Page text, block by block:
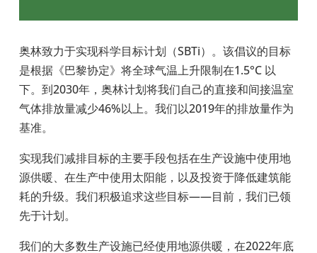
奥林致力于实现科学目标计划（SBTi）。该倡议的目标
是根据《巴黎协定》将全球气温上升限制在1.5°C 以
下。到2030年，奥林计划将我们自己的直接和间接温室
气体排放量减少46%以上。我们以2019年的排放量作为
基准。
实现我们减排目标的主要手段包括在生产设施中使用地
源供暖、在生产中使用太阳能，以及投资于降低建筑能
耗的升级。我们积极追求这些目标——目前，我们已领
先于计划。
我们的大多数生产设施已经使用地源供暖，在2022年底